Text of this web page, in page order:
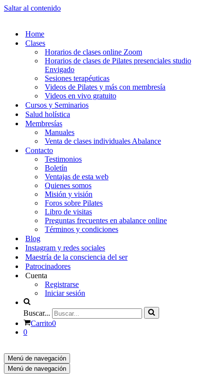
Saltar al contenido
Home
Clases
Horarios de clases online Zoom
Horarios de clases de Pilates presenciales studio
Envigado
Sesiones terapéuticas
Videos de Pilates y más con membresía
Videos en vivo gratuito
Cursos y Seminarios
Salud holística
Membresías
Manuales
Venta de clases individuales Abalance
Contacto
Testimonios
Boletín
Ventajas de esta web
Quienes somos
Misión y visión
Foros sobre Pilates
Libro de visitas
Preguntas frecuentes en abalance online
Términos y condiciones
Blog
Instagram y redes sociales
Maestría de la consciencia del ser
Patrocinadores
Cuenta
Registrarse
Iniciar sesión
Buscar...
Carrito0
0
Menú de navegación
Menú de navegación